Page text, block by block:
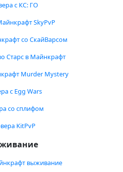
с КС: ГО
SkyPvP
со СкайВарсом
Старс в Майнкрафт
Murder Mystery
с Egg Wars
со сплифом
KitPvP
выживание